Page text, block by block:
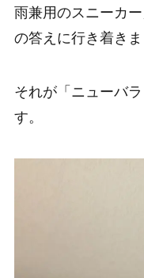
雨兼用のスニーカ
の答えに行き着きま
それが「ニューバ
す。